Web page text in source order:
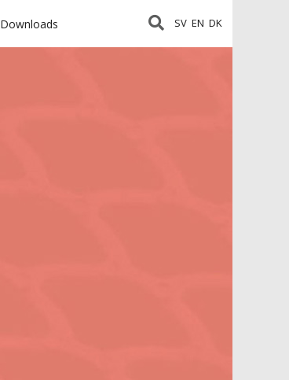
Downloads SV EN DK